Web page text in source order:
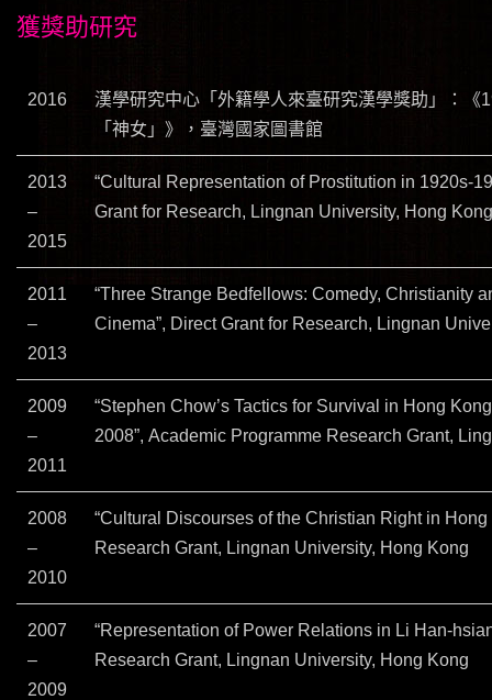
獲獎助研究
2016
漢學研究中心「外籍學人來臺研究漢學獎助」：《
「神女」》，臺灣國家圖書館
2013
–
2015
“Cultural Representation of Prostitution in 1920s-
Grant for Research, Lingnan University, Hong Kong
2011
–
2013
“Three Strange Bedfellows: Comedy, Christianity
Cinema”, Direct Grant for Research, Lingnan
2009
–
2011
“Stephen Chow’s Tactics for Survival in Hong
2008”, Academic Programme Research Grant,
2008
–
2010
“Cultural Discourses of the Christian Right in
Research Grant, Lingnan University, Hong Kong
2007
–
2009
“Representation of Power Relations in Li Han-
Research Grant, Lingnan University, Hong Kong